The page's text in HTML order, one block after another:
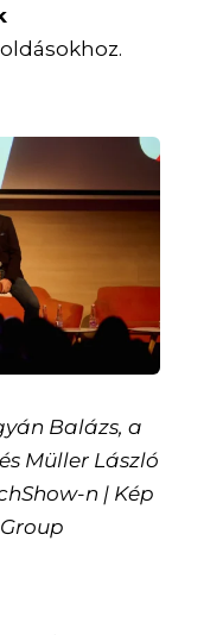
Balázs, a
Müller László
n | Kép